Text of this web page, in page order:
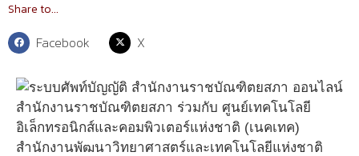
Share to...
Facebook X
สำนักงานราชบัณฑิตยสภา ร่วมกับ ศูนย์เทคโนโลยี
อิเล็กทรอนิกส์และคอมพิวเตอร์แห่งชาติ (เนคเทค)
สำนักงานพัฒนาวิทยาศาสตร์และเทคโนโลยีแห่งชาติ